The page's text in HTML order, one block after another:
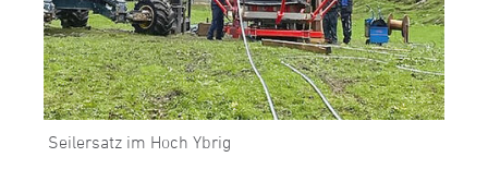
Seilersatz im Hoch Ybrig